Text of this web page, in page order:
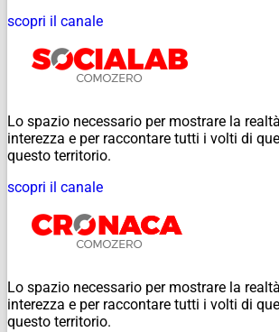
scopri il canale
Lo spazio necessario per mostrare la
interezza e per raccontare tutti i volti di
questo territorio.
scopri il canale
Lo spazio necessario per mostrare la
interezza e per raccontare tutti i volti di
questo territorio.